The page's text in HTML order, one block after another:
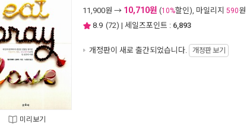
미리보기
11,900원 → 10,710원 (10%할인), 마일리지 590원
8.9 (72) | 세일즈포인트 : 6,893
개정판이 새로 출간되었습니다. 개정판 보기